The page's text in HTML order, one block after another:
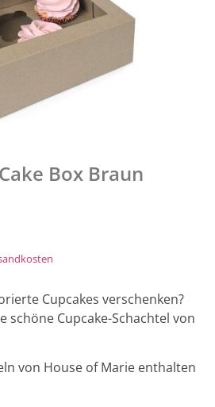
Box Braun
Cupcakes verschenken?
schöne Cupcake-Schachtel von
von House of Marie enthalten